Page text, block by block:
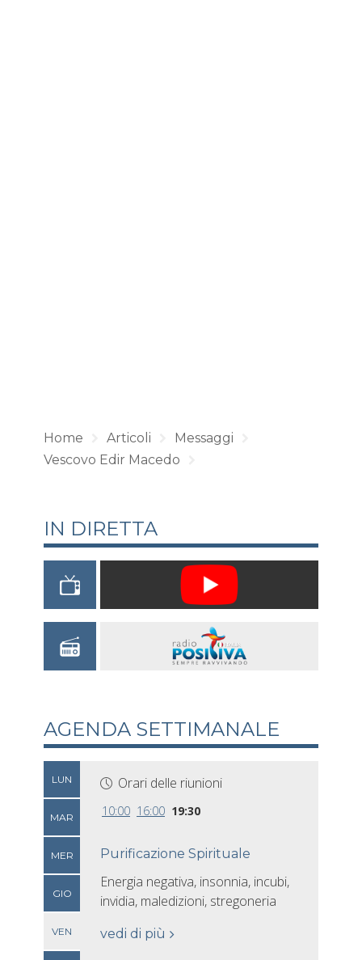
Home Articoli
Messaggi
Vescovo Edir Macedo
IN DIRETTA
AGENDA SETTIMANALE
LUN
MAR
MER
GIO
VEN
Orari delle riunioni
10:00 16:00 19:30
Purificazione Spirituale
Energia negativa, insonnia, incubi,
invidia, maledizioni, stregoneria
vedi di più